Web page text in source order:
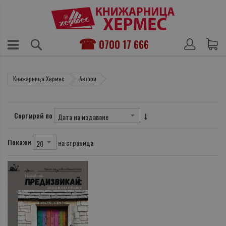
0700 17 666
Книжарница Хермес Автори
Сортирай по
Покажи на страница